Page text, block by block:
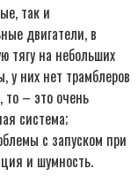
так и
двигатели, в
тягу на небольших
у них нет трамблеров
то – это очень
система;
с запуском при
и шумность.